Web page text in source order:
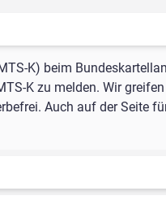
K) beim
K zu melden. Wir greifen
Auch auf der Seite